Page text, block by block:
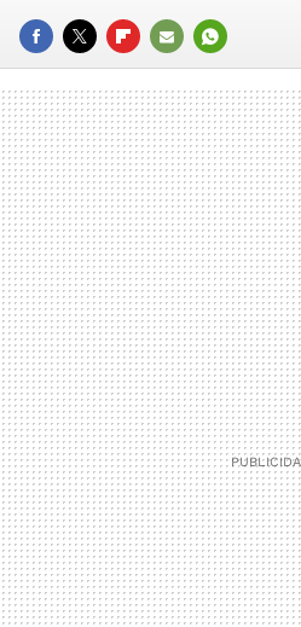
FACEBOOK
TWITTERFLIPBOARD
E-
MAIL
WHATSAPP